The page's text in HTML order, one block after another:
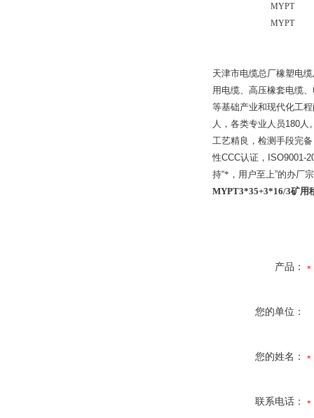
MYPT
MYPT
天津市电缆总厂橡塑电
用电缆、高压橡套电缆
等基础产业和现代化工
人，各类专业人员180人
工艺精良，检测手段完
性CCC认证， ISO9001-
持“*，用户至上”的办厂
MYPT3*35+3*16/3矿用
产品：
您的单位：
您的姓名：
联系电话：